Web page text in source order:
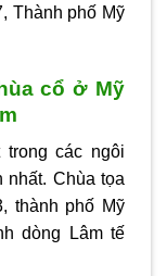
Thành phố Mỹ
cổ ở Mỹ
các ngôi
nhất. Chùa tọa
thành phố Mỹ
dòng Lâm tế